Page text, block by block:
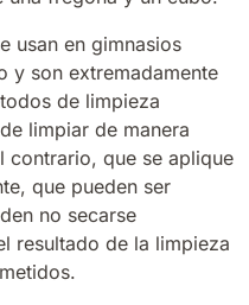
usan en gimnasios
y son extremadamente
de limpieza
limpiar de manera
contrario, que se aplique
que pueden ser
no secarse
resultado de la limpieza